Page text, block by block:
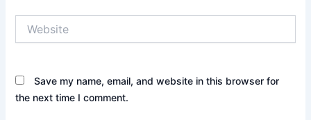
Save my name, email, and website in this browser for
the next time I comment.